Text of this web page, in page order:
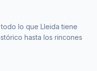
lo que Lleida tiene
hasta los rincones